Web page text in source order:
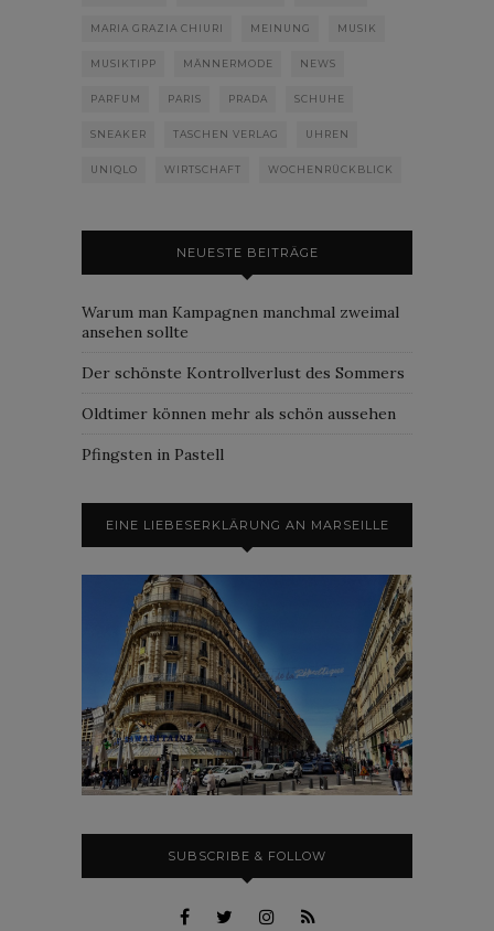
MARIA GRAZIA CHIURI MEINUNG MUSIK
MUSIKTIPP MÄNNERMODE NEWS
PARFUM PARIS PRADA SCHUHE
SNEAKER TASCHEN VERLAG UHREN
UNIQLO WIRTSCHAFT WOCHENRÜCKBLICK
NEUESTE BEITRÄGE
Warum man Kampagnen manchmal zweimal
ansehen sollte
Der schönste Kontrollverlust des Sommers
Oldtimer können mehr als schön aussehen
Pfingsten in Pastell
EINE LIEBESERKLÄRUNG AN MARSEILLE
SUBSCRIBE & FOLLOW